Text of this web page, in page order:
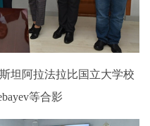
坦阿拉法拉比国立大学校
等合影